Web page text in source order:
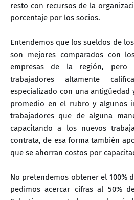
resto con recursos de la
porcentaje por los socios.
Entendemos que los sueldos de
son mejores comparados con
empresas de la región, pero
trabajadores altamente
especializado con una antigüedad
promedio en el rubro y algunos
trabajadores que de alguna
capacitando a los nuevos
contrata, de esa forma también
que se ahorran costos por
No pretendemos obtener el 100%
pedimos acercar cifras al 50%